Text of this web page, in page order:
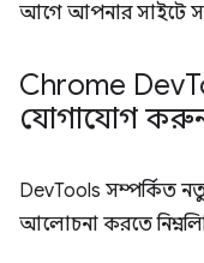
আগে আপনার সাইটে
Chrome Dev
যোগাযোগ
DevTools সম্পর্কিত
আলোচনা করতে